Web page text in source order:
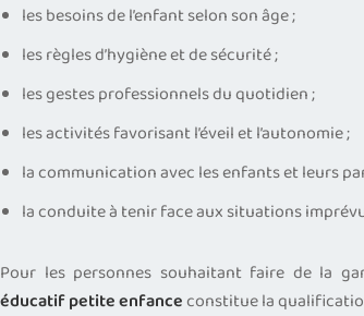
les besoins de l’enfant selon son âge ;
les règles d’hygiène et de sécurité ;
les gestes professionnels du quotidien ;
les activités favorisant l’éveil et l’autonomie ;
la communication avec les enfants et leurs
la conduite à tenir face aux situations
Pour les personnes souhaitant faire de la
éducatif petite enfanceconstitue la